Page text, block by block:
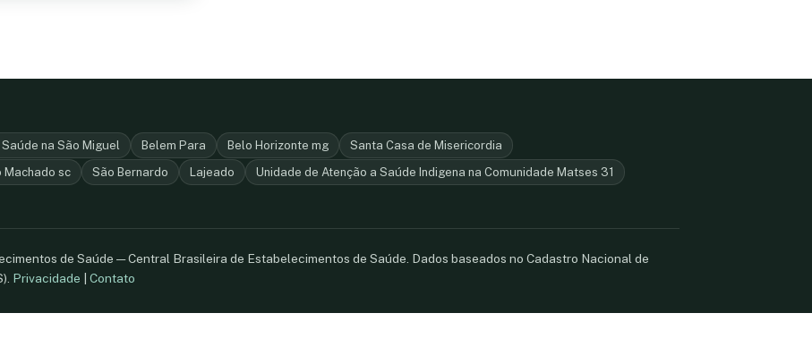
na São Miguel Belem Para Belo Horizonte mg
Santa Casa de Misericordia
Machado sc São Bernardo Lajeado
Unidade de Atenção a Saúde Indigena na Comunidade Matses 31
de Saúde — Central Brasileira de Estabelecimentos de Saúde. Dados baseados no Cadastro Nacional de
Privacidade Contato